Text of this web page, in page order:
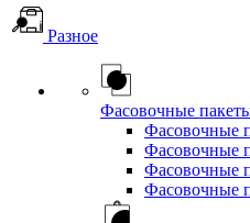
Разное
Фасовочные
Фасовочные
Фасовочные
Фасовочные
Фасовочные